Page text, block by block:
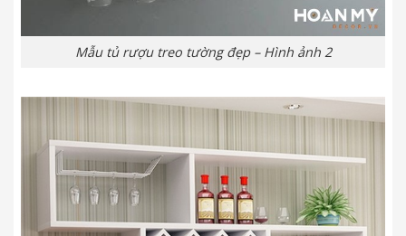
Mẫu tủ rượu treo tường đẹp – Hình ảnh 2